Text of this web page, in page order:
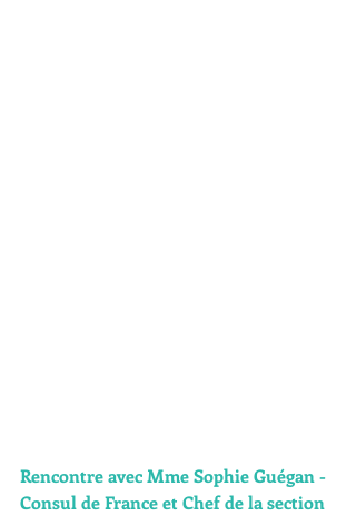
Rencontre avec Mme Sophie Guégan -
Consul de France et Chef de la section